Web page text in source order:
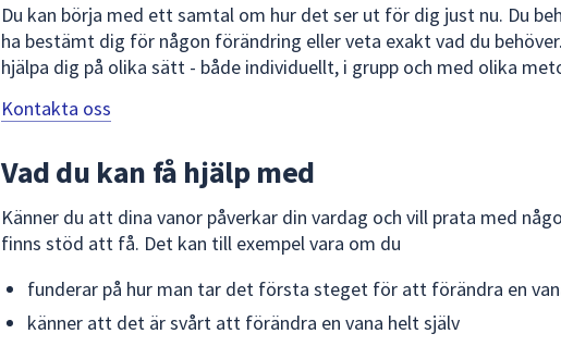
Du kan börja med ett samtal om hur det ser ut för dig just nu. Du
ha bestämt dig för någon förändring eller veta exakt vad du
hjälpa dig på olika sätt - både individuellt, i grupp och med olika
Kontakta oss
Vad du kan få hjälp med
Känner du att dina vanor påverkar din vardag och vill prata med
finns stöd att få. Det kan till exempel vara om du
funderar på hur man tar det första steget för att förändra en
känner att det är svårt att förändra en vana helt själv